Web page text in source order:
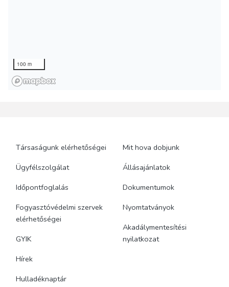
Társaságunk elérhetőségei
Ügyfélszolgálat
Időpontfoglalás
Fogyasztóvédelmi szervek
elérhetőségei
GYIK
Hírek
Hulladéknaptár
Mit hova dobjunk
Állásajánlatok
Dokumentumok
Nyomtatványok
Akadálymentesítési
nyilatkozat